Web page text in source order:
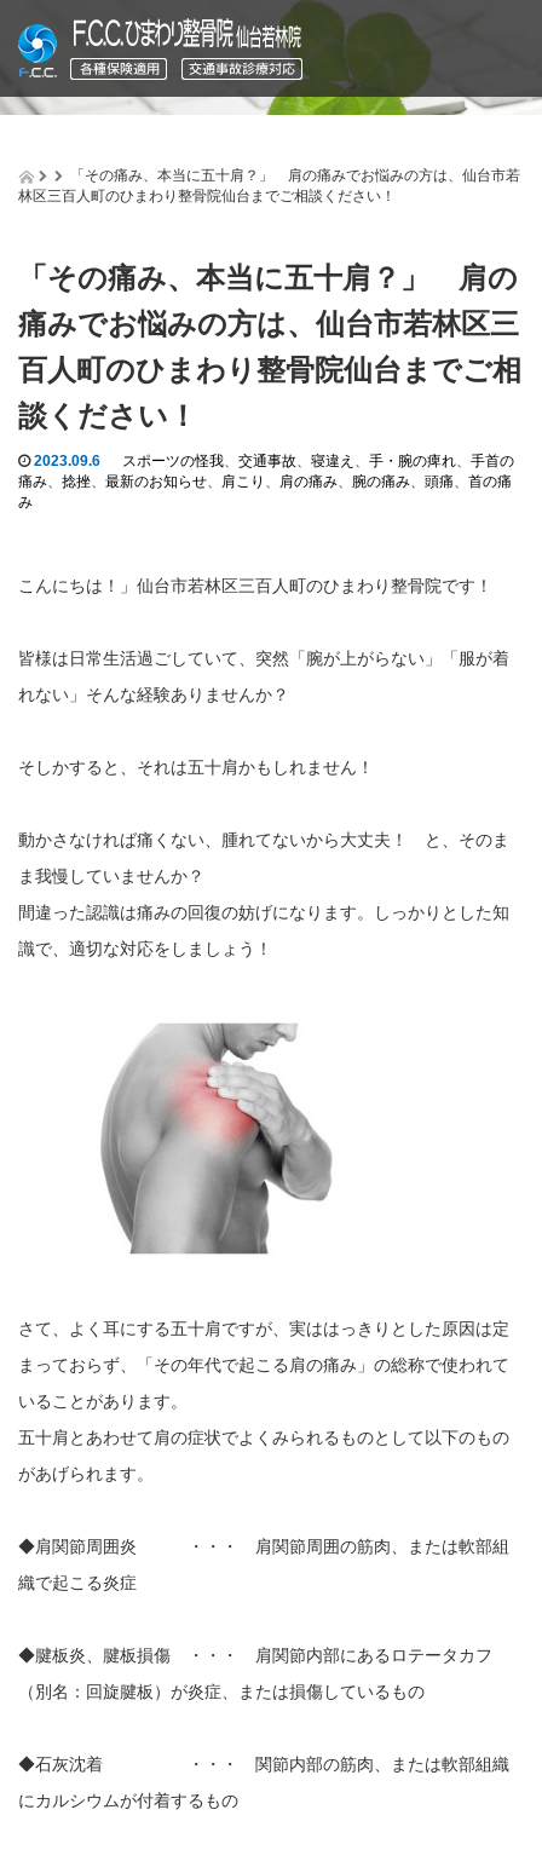
「その痛み、本当に五十肩？」 肩の痛みでお悩みの方は、仙台市若
林区三百人町のひまわり整骨院仙台までご相談ください！
「その痛み、本当に五十肩？」 肩の
痛みでお悩みの方は、仙台市若林区三
百人町のひまわり整骨院仙台までご相
談ください！
2023.09.6 スポーツの怪我、 交通事故、 寝違え 、 手・腕の痺れ、 手首の
痛み、 捻挫、 最新のお知らせ、 肩こり 、 肩の痛み、 腕の痛み、 頭痛、 首の痛
み
こんにちは！」仙台市若林区三百人町のひまわり整骨院です！
皆様は日常生活過ごしていて、突然「腕が上がらない」「服が着
れない」そんな経験ありませんか？
そしかすると、それは五十肩かもしれません！
動かさなければ痛くない、腫れてないから大丈夫！ と、そのま
ま我慢していませんか？
間違った認識は痛みの回復の妨げになります。しっかりとした知
識で、適切な対応をしましょう！
さて、よく耳にする五十肩ですが、実ははっきりとした原因は定
まっておらず、「その年代で起こる肩の痛み」の総称で使われて
いることがあります。
五十肩とあわせて肩の症状でよくみられるものとして以下のもの
があげられます。
◆肩関節周囲炎 ・・・ 肩関節周囲の筋肉、または軟部組
織で起こる炎症
◆腱板炎、腱板損傷 ・・・ 肩関節内部にあるロテータカフ
（別名：回旋腱板）が炎症、または損傷しているもの
◆石灰沈着 ・・・ 関節内部の筋肉、または軟部組織
にカルシウムが付着するもの